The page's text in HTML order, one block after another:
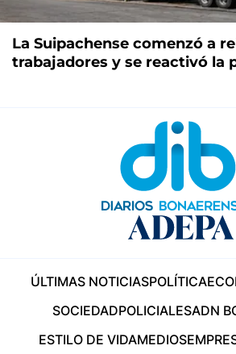
La Suipachense comenzó a
trabajadores y se reactivó la
ÚLTIMAS NOTICIASPOLÍTICA
SOCIEDADPOLICIALESADN
ESTILO DE VIDAMEDIOS